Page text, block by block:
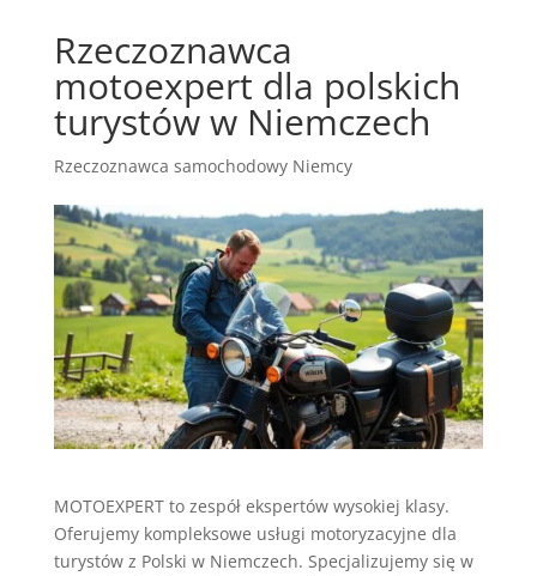
Rzeczoznawca
motoexpert dla polskich
turystów w Niemczech
Rzeczoznawca samochodowy Niemcy
MOTOEXPERT to zespół ekspertów wysokiej klasy.
Oferujemy kompleksowe usługi motoryzacyjne dla
turystów z Polski w Niemczech. Specjalizujemy się w